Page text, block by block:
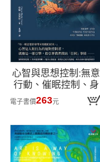
心智與思想控制:無意
行動、催眠控制、身
體態度、焦慮習慣、
道德辨別,心理學大師
與思維
電子書價263元